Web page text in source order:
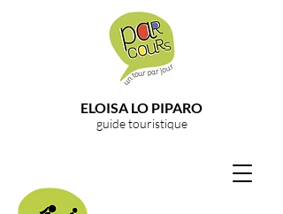
ELOISA LO PIPARO
guide touristique